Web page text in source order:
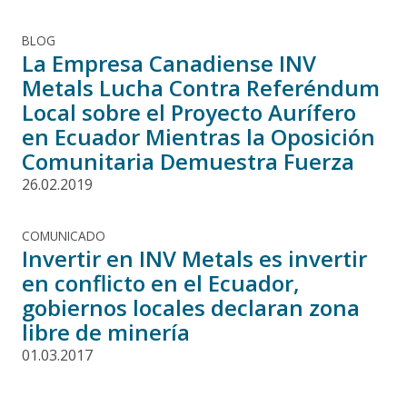
BLOG
La Empresa Canadiense INV
Metals Lucha Contra Referéndum
Local sobre el Proyecto Aurífero
en Ecuador Mientras la Oposición
Comunitaria Demuestra Fuerza
26.02.2019
COMUNICADO
Invertir en INV Metals es invertir
en conflicto en el Ecuador,
gobiernos locales declaran zona
libre de minería
01.03.2017